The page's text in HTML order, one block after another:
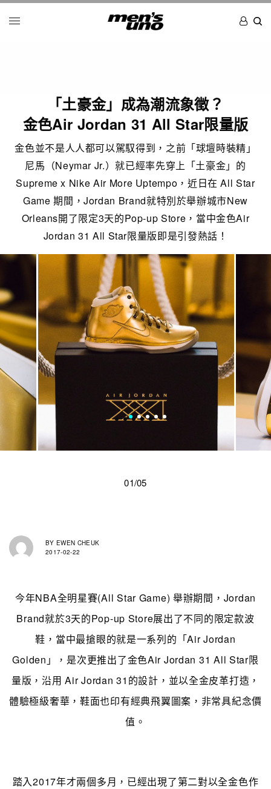
「土豪金」成為潮流象徵？
金色Air Jordan 31 All Star限量版
金色並不是人人都可以駕馭得到，之前「球壇時裝精」
尼馬（Neymar Jr.）就已經率先穿上「土豪金」的
Supreme x Nike Air More Uptempo，近日在 All Star
Game 期間，Jordan Brand就特別於舉辦城市New
Orleans開了限定3天的Pop-up Store，當中金色Air
Jordan 31 All Star限量版即是引發熱話！
01/05
BY EWEN CHEUK
2017-02-22
今年NBA全明星賽(All Star Game) 舉辦期間，Jordan
Brand就於3天的Pop-up Store展出了不同的限定款波
鞋，當中最搶眼的就是一系列的「Air Jordan
Golden」，是次更推出了金色Air Jordan 31 All Star限
量版，沿用 Air Jordan 31的設計，並以全金皮革打造，
體驗極級奢華，鞋面也印有經典飛翼圖案，非常具紀念價
值。
踏入2017年才兩個多月，已經出現了第二對以全金色作